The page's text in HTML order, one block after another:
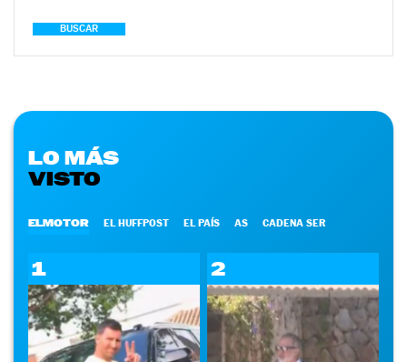
BUSCAR
LO MÁS
VISTO
ELMOTOR EL HUFFPOST EL PAÍS AS CADENA SER
1 2